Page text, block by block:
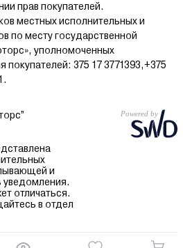
прав покупателей.
местных исполнительных и
по месту государственной
уполномоченных
375 17 3771393,+375
и
уведомления.
отличаться.
в отдел